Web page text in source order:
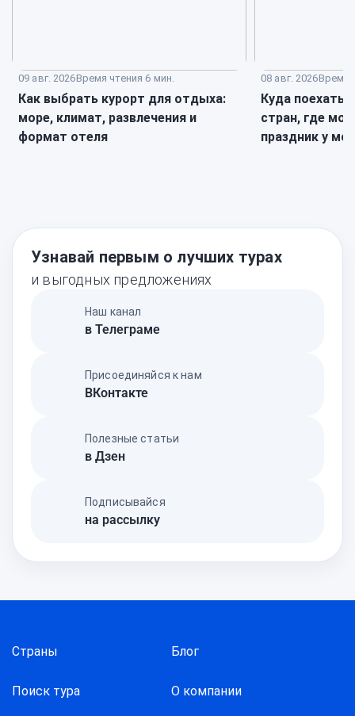
09 авг. 2026Время чтения 6 мин.
Как выбрать курорт для отдыха:
море, климат, развлечения и
формат отеля
08 авг. 2026Время
Куда поехать
стран, где
праздник у
Узнавай первым о лучших турах
и выгодных предложениях
Наш канал
в Телеграме
Присоединяйся к нам
ВКонтакте
Полезные статьи
в Дзен
Подписывайся
на рассылку
Страны
Поиск тура
Блог
О компании